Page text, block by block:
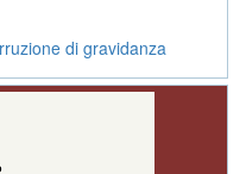
di gravidanza